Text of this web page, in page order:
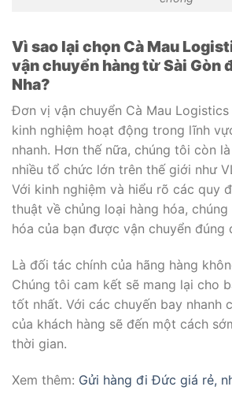
Vì sao lại chọn Cà Mau
vận chuyển hàng từ Sài Gòn
Nha?
Đơn vị vận chuyển Cà Mau Logistics
kinh nghiệm hoạt động trong lĩnh
nhanh. Hơn thế nữa, chúng tôi còn
nhiều tổ chức lớn trên thế giới như
Với kinh nghiệm và hiểu rõ các quy
thuật về chủng loại hàng hóa,
hóa của bạn được vận chuyển đúng
Là đối tác chính của hãng hàng
Chúng tôi cam kết sẽ mang lại cho
tốt nhất. Với các chuyến bay nhanh
của khách hàng sẽ đến một cách
thời gian.
Xem thêm: Gửi hàng đi Đức giá rẻ,